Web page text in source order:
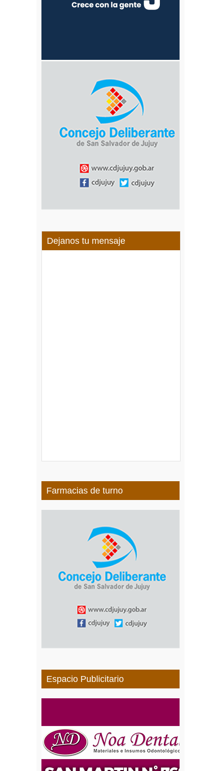
Dejanos tu mensaje
Farmacias de turno
Espacio Publicitario